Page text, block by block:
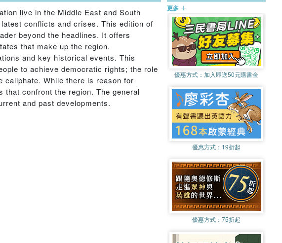
live in the Middle East and South
conflicts and crises. This edition of
beyond the headlines. It offers
that make up the region.
and key historical events. This
to achieve democratic rights; the role
caliphate. While there is reason for
confront the region. The general
and past developments.
更多
優惠方式： 加入即送50元購書金
優惠方式： 19折起
優惠方式： 75折起